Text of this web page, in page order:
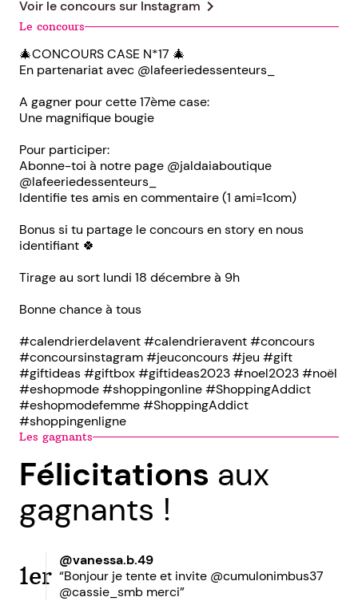
Voir le concours sur Instagram chevron_right
Le concours
🎄CONCOURS CASE N*17 🎄
En partenariat avec @lafeeriedessenteurs_
A gagner pour cette 17ème case:
Une magnifique bougie
Pour participer:
Abonne-toi à notre page @jaldaiaboutique
@lafeeriedessenteurs_
Identifie tes amis en commentaire (1 ami=1com)
Bonus si tu partage le concours en story en nous
identifiant 🍀
Tirage au sort lundi 18 décembre à 9h
Bonne chance à tous
#calendrierdelavent #calendrieravent #concours
#concoursinstagram #jeuconcours #jeu #gift
#giftideas #giftbox #giftideas2023 #noel2023 #noël
#eshopmode #shoppingonline #ShoppingAddict
#eshopmodefemme #ShoppingAddict
#shoppingenligne
Les gagnants
Félicitations aux
gagnants !
1er
@vanessa.b.49
“Bonjour je tente et invite @cumulonimbus37
@cassie_smb merci”